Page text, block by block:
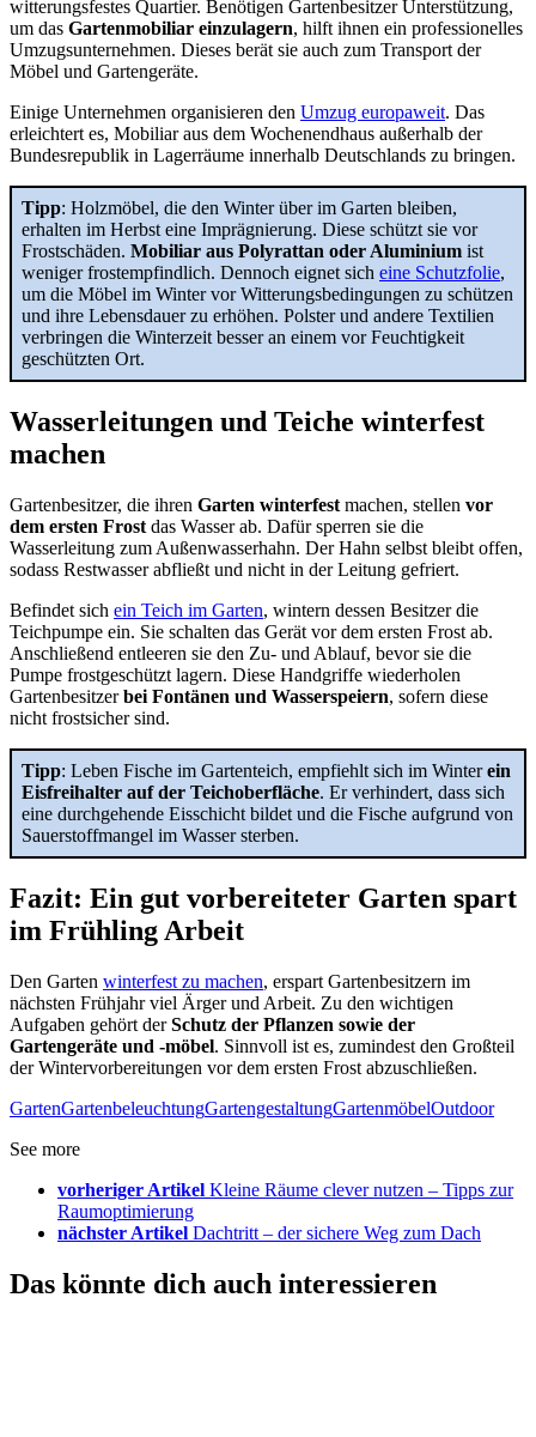
witterungsfestes Quartier. Benötigen Gartenbesitzer Unterstützung,
um das Gartenmobiliar einzulagern, hilft ihnen ein professionelles
Umzugsunternehmen. Dieses berät sie auch zum Transport der
Möbel und Gartengeräte.
Einige Unternehmen organisieren den Umzug europaweit. Das
erleichtert es, Mobiliar aus dem Wochenendhaus außerhalb der
Bundesrepublik in Lagerräume innerhalb Deutschlands zu bringen.
Tipp: Holzmöbel, die den Winter über im Garten bleiben,
erhalten im Herbst eine Imprägnierung. Diese schützt sie vor
Frostschäden. Mobiliar aus Polyrattan oder Aluminium ist
weniger frostempfindlich. Dennoch eignet sich eine Schutzfolie,
um die Möbel im Winter vor Witterungsbedingungen zu schützen
und ihre Lebensdauer zu erhöhen. Polster und andere Textilien
verbringen die Winterzeit besser an einem vor Feuchtigkeit
geschützten Ort.
Wasserleitungen und Teiche winterfest
machen
Gartenbesitzer, die ihren Garten winterfest machen, stellen vor
dem ersten Frost das Wasser ab. Dafür sperren sie die
Wasserleitung zum Außenwasserhahn. Der Hahn selbst bleibt offen,
sodass Restwasser abfließt und nicht in der Leitung gefriert.
Befindet sich ein Teich im Garten, wintern dessen Besitzer die
Teichpumpe ein. Sie schalten das Gerät vor dem ersten Frost ab.
Anschließend entleeren sie den Zu- und Ablauf, bevor sie die
Pumpe frostgeschützt lagern. Diese Handgriffe wiederholen
Gartenbesitzerbei Fontänen und Wasserspeiern, sofern diese
nicht frostsicher sind.
Tipp: Leben Fische im Gartenteich, empfiehlt sich im Winterein
Eisfreihalter auf der Teichoberfläche. Er verhindert, dass sich
eine durchgehende Eisschicht bildet und die Fische aufgrund von
Sauerstoffmangel im Wasser sterben.
Fazit: Ein gut vorbereiteter Garten spart
im Frühling Arbeit
Den Garten winterfest zu machen, erspart Gartenbesitzern im
nächsten Frühjahr viel Ärger und Arbeit. Zu den wichtigen
Aufgaben gehört derSchutz der Pflanzen sowie der
Gartengeräte und -möbel. Sinnvoll ist es, zumindest den Großteil
der Wintervorbereitungen vor dem ersten Frost abzuschließen.
GartenGartenbeleuchtungGartengestaltungGartenmöbelOutdoor
See more
vorheriger Artikel Kleine Räume clever nutzen – Tipps zur
Raumoptimierung
nächster Artikel Dachtritt – der sichere Weg zum Dach
Das könnte dich auch interessieren